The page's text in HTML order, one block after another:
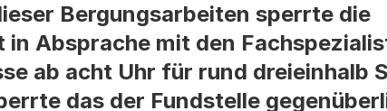
Bergungsarbeiten sperrte die
Absprache mit den
ab acht Uhr für rund dreieinhalb
das der Fundstelle